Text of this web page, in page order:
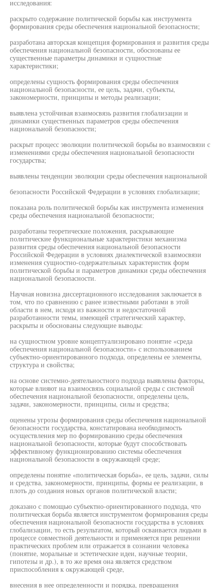
исследования:
раскрыто содержание политической борьбы как инструмента
формирования среды обеспечения национальной безопасности;
разработана авторская концепция формирования и развития среды
обеспечения национальной безопасности, обоснованы ее
существенные параметры динамики и сущностные
характеристики;
определены сущность формирования среды обеспечения
национальной безопасности, ее цель, задачи, субъекты,
закономерности, принципы и методы реализации;
выявлена устойчивая взаимосвязь развития глобализации и
динамики существенных параметров среды обеспечения
национальной безопасности;
раскрыт процесс эволюции политической борьбы во взаимосвязи с
изменениями среды обеспечения национальной безопасности
государства;
выявлены тенденции эволюции среды обеспечения национальной
безопасности Российской Федерации в условиях глобализации;
показана роль политической борьбы как инструмента изменения
среды обеспечения национальной безопасности;
разработаны теоретические положения, раскрывающие
политические функциональные характеристики механизма
развития среды обеспечения национальной безопасности
Российской Федерации в условиях диалектической взаимосвязи
изменения сущностно-содержательных характеристик форм
политической борьбы и параметров динамики среды обеспечения
национальной безопасности.
Научная новизна диссертационного исследования заключается в
том, что по сравнению с ранее известными работами в этой
области в нем, исходя из важности и недостаточной
разработанности темы, имеющей стратегический характер,
раскрыты и обоснованы следующие выводы:
на сущностном уровне концептуализировано понятие «среда
обеспечения национальной безопасности» с использованием
субъектно-ориентированного подхода, определены ее элементы,
структура и свойства;
на основе системно-деятельностного подхода выявлены факторы,
которые влияют на взаимосвязь социальной среды с системой
обеспечения национальной безопасности, определены цель,
задачи, закономерности, принципы, силы и средства;
оценены угрозы формирования среды обеспечения национальной
безопасности государства, констатирована необходимость
осуществления мер по формированию среды обеспечения
национальной безопасности, которые будут способствовать
эффективному функционированию системы обеспечения
национальной безопасности в окружающей среде;
определены понятие «политическая борьба», ее цель, задачи, силы
и средства, закономерности, принципы, формы ее реализации, в
плоть до создания новых органов политической власти;
доказано с помощью субъектно-ориентированного подхода, что
политическая борьба является инструментом формирования среды
обеспечения национальной безопасности государства в условиях
глобализации, то есть результатом, который осваивается людьми в
процессе совместной деятельности и применяется при решении
практических проблем или отражается в сознании человека
(понятие, моральные и эстетические идеи, научные теории,
гипотезы и др.), в то же время она является средством
приспособления к окружающей среде,
внесения в нее определенности и порядка, превращения